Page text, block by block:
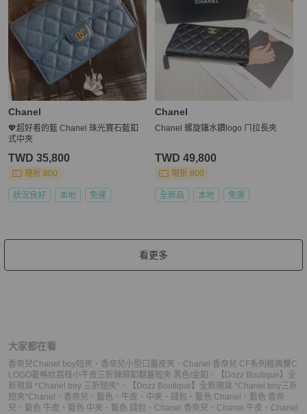
Chanel
💖超好看的藍 Chanel 珠光寶石藍釦
式中夾
TWD 35,800
現折 800
狀況良好 本地 免運
Chanel
Chanel 螺旋鑲水鑽logo ㄇ拉長夾
TWD 49,800
現折 800
全新品 本地 免運
看更多
大家都在看
香奈兒Chanel boy短夾 、 香奈兒小型口蓋皮夾 、 Chanel 香奈兒 CF系列經典雙C
LOGO菱格紋荔枝小牛皮三折鏈暗釦翻蓋短夾 黑色/金釦 、
【Dozz Boutique】全
新現貨 *Chanel boy 三折短夾* 、
【Dozz Boutique】全新現貨 *Chanel boy三折
短夾*Chanel 、 香奈兒 、 藍色 、 牛皮 、 中夾 、 錢包 、 藍色 Chanel 、 藍色 香奈
兒 、 藍色 牛皮 、 藍色 中夾 、 藍色 錢包 、 Chanel 香奈兒 、 Chanel 牛皮 、 Chanel